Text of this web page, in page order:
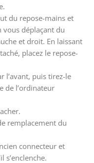
du repose-mains et
vous déplaçant du
et droit. En laissant
placez le repose-
l’avant, puis tirez-le
de l’ordinateur
remplacement du
connecteur et
s’enclenche.